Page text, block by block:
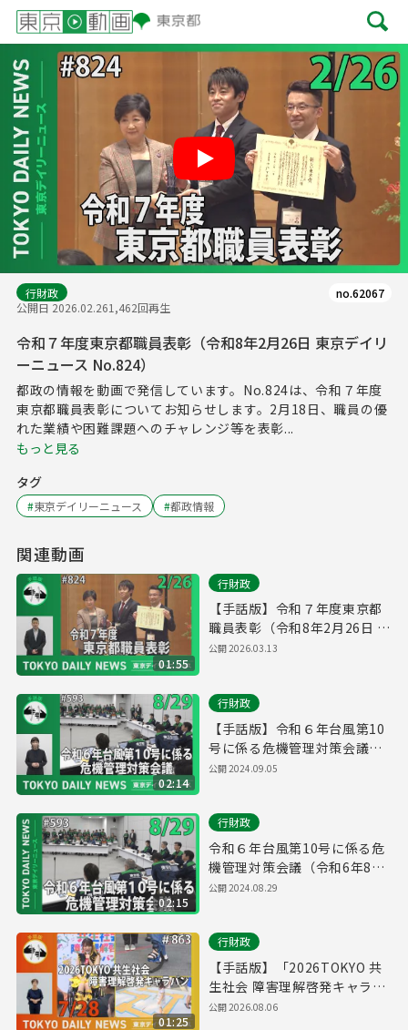
Play
行財政
公開日 2026.02.261,462回再生
no.62067
令和７年度東京都職員表彰（令和8年2月26日 東京デイリ
ーニュース No.824）
都政の情報を動画で発信しています。No.824は、令和７年度
東京都職員表彰についてお知らせします。2月18日、職員の優
れた業績や困難課題へのチャレンジ等を表彰...
もっと見る
タグ
#東京デイリーニュース #都政情報
関連動画
01:55
行財政
【手話版】令和７年度東京都
職員表彰（令和8年2月26日 東
京デイリーニュース No.824）
公開2026.03.13
02:14
行財政
【手話版】令和６年台風第10
号に係る危機管理対策会議
（令和6年8月29日 東京デイリ
公開2024.09.05
02:15
行財政
令和６年台風第10号に係る危
機管理対策会議（令和6年8月
29日 東京デイリーニュース
公開2024.08.29
01:25
行財政
【手話版】「2026TOKYO 共
生社会 障害理解啓発キャラバ
ン」スタート！（令和8年7月
公開2026.08.06